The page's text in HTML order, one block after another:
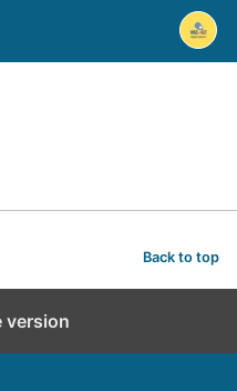
Back to top
version